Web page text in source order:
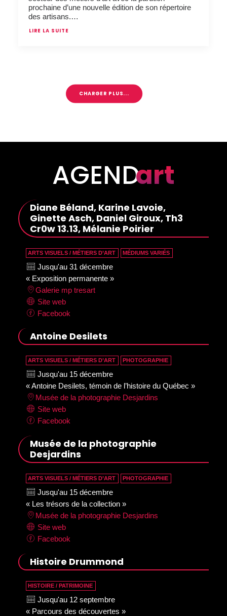
prochaine d’une nouvelle édition de son répertoire
des artisans.…
LIRE LA SUITE
CHARGER PLUS...
AGENDart
Diane Béland, Karine Lavoie,
Ginette Asch, Daniel Giroux, Th3
Cr0w 13.13, Mélanie Poirier
ARTS VISUELS / MÉTIERS D’ART MÉDIUMS VARIÉS
Jusqu'au 31 décembre
« Exposition permanente »
Galerie mp tresart
Site web
Facebook
Antoine Desilets
ARTS VISUELS / MÉTIERS D’ART PHOTOGRAPHIE
Jusqu'au 15 décembre
« Antoine Desilets, témoin de l’histoire du Québec »
Musée de la photographie Desjardins
Site web
Facebook
Musée de la photographie
Desjardins
ARTS VISUELS / MÉTIERS D’ART PHOTOGRAPHIE
Jusqu'au 15 décembre
« Les trésors de la collection »
Musée de la photographie Desjardins
Site web
Facebook
Histoire Drummond
HISTOIRE / PATRIMOINE
Jusqu'au 12 septembre
« Parcours des découvertes »